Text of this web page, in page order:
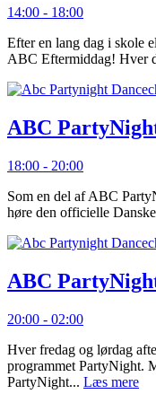
14:00 - 18:00
Efter en lang dag i skole
ABC Eftermiddag! Hver
ABC
18:00 - 20:00
Som en del af ABC
høre den officielle
ABC
20:00 - 02:00
Hver fredag og lørdag
programmet PartyNight.
PartyNight... Læs mere